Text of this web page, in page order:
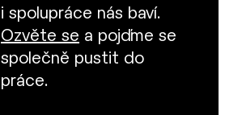
i spolupráce nás baví.
Ozvěte se a pojďme se
společně pustit do
práce.